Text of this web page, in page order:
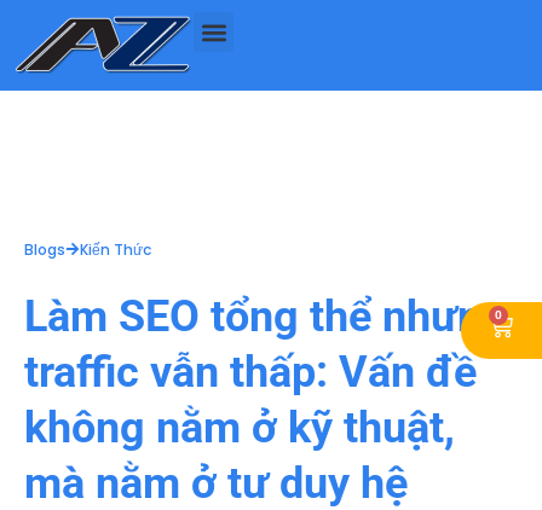
nội
Blogs Kiến Thức
Làm SEO tổng thể nhưng
traffic vẫn thấp: Vấn đề
không nằm ở kỹ thuật,
mà nằm ở tư duy hệ
0
Cart